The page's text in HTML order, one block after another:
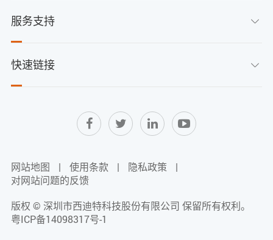
服务支持 
快速链接 
网站地图 | 使用条款 | 隐私政策
|
对网站问题的反馈
版权 © 深圳市西迪特科技股份有限公司 保留所有权利。
粤ICP备14098317号-1